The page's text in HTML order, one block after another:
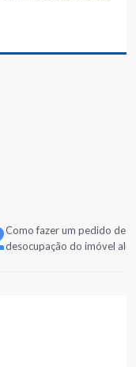
Como fazer um pedido de
desocupação do imóvel